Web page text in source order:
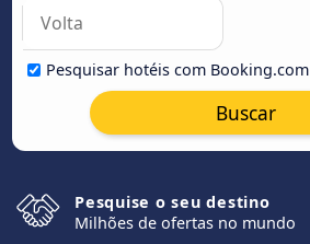
Pesquisar hotéis com Booking.com
Buscar
Pesquise o seu destino
Milhões de ofertas no mundo